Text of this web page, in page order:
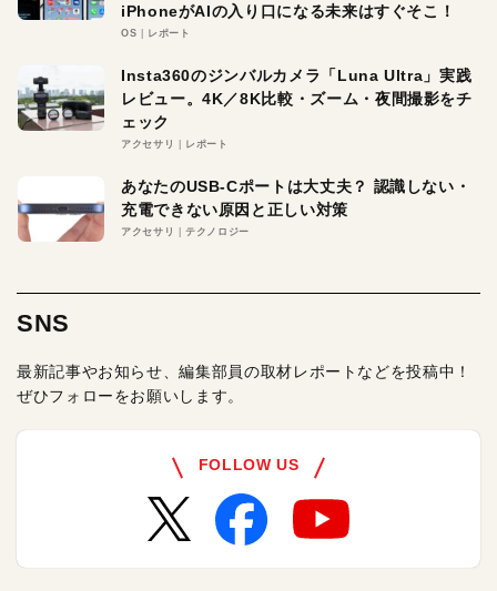
iPhoneがAIの入り口になる未来はすぐそこ！
OS レポート
Insta360のジンバルカメラ「Luna Ultra」実践
レビュー。4K／8K比較・ズーム・夜間撮影をチ
ェック
アクセサリ レポート
あなたのUSB-Cポートは大丈夫？ 認識しない・
充電できない原因と正しい対策
アクセサリ テクノロジー
SNS
最新記事やお知らせ、編集部員の取材レポートなどを投稿中！
ぜひフォローをお願いします。
FOLLOW US